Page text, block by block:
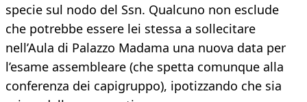
specie sul nodo del Ssn. Qualcuno non esclude
che potrebbe essere lei stessa a sollecitare
nell’Aula di Palazzo Madama una nuova data per
l’esame assembleare (che spetta comunque alla
conferenza dei capigruppo), ipotizzando che sia